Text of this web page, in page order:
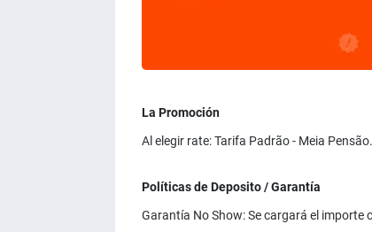
La Promoción
Al elegir rate: Tarifa Padrão - Meia
Políticas de Deposito / Garantía
Garantía No Show: Se cargará el